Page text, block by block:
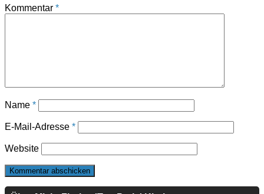
Kommentar *
Name *
E-Mail-Adresse *
Website